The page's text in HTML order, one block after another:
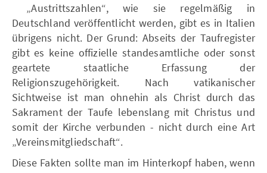
„Austrittszahlen“, wie sie regelmäßig in
Deutschland veröffentlicht werden, gibt es in Italien
übrigens nicht. Der Grund: Abseits der Taufregister
gibt es keine offizielle standesamtliche oder sonst
geartete staatliche Erfassung der
Religionszugehörigkeit. Nach vatikanischer
Sichtweise ist man ohnehin als Christ durch das
Sakrament der Taufe lebenslang mit Christus und
somit der Kirche verbunden - nicht durch eine Art
„Vereinsmitgliedschaft“.
Diese Fakten sollte man im Hinterkopf haben, wenn